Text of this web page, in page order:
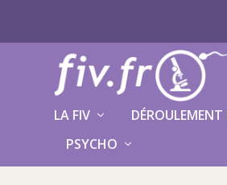
LA FIV DÉROULEMENT
PSYCHO